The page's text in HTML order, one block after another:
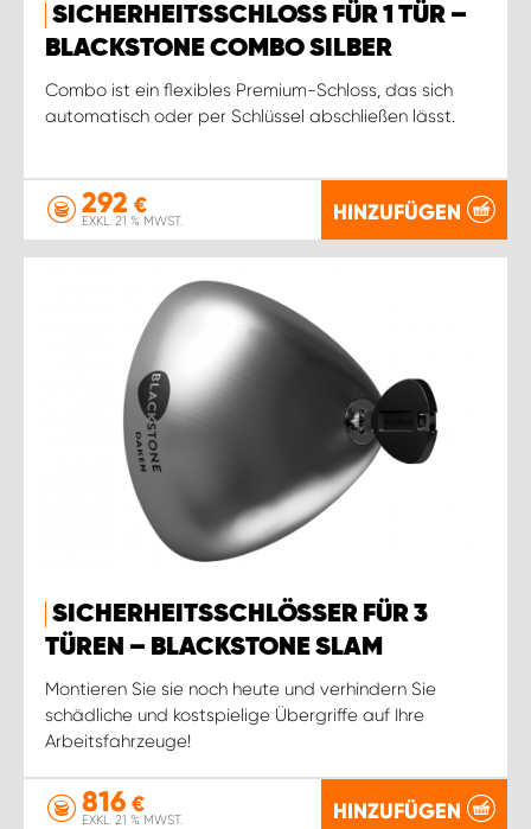
SICHERHEITSSCHLOSS FÜR 1 TÜR –
BLACKSTONE COMBO SILBER
Combo ist ein flexibles Premium-Schloss, das sich
automatisch oder per Schlüssel abschließen lässt.
292 €
EXKL. 21 % MWST. HINZUFÜGEN
SICHERHEITSSCHLÖSSER FÜR 3
TÜREN – BLACKSTONE SLAM
Montieren Sie sie noch heute und verhindern Sie
schädliche und kostspielige Übergriffe auf Ihre
Arbeitsfahrzeuge!
816 €
EXKL. 21 % MWST. HINZUFÜGEN